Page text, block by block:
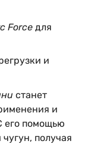
Force для
и
станет
и
его помощью
получая